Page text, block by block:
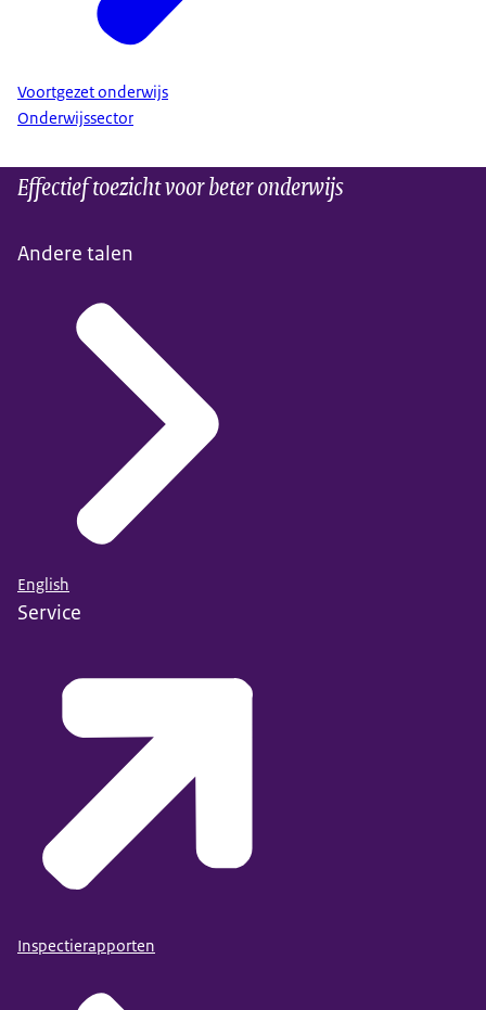
Voortgezet onderwijs
Onderwijssector
Effectief toezicht voor beter onderwijs
Andere talen
English
Service
Inspectierapporten